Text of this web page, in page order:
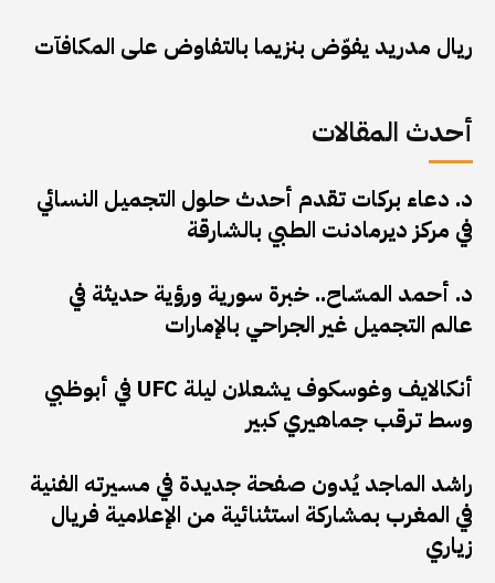
ريال مدريد يفوّض بنزيما بالتفاوض على المكافآت
أحدث المقالات
د. دعاء بركات تقدم أحدث حلول التجميل النسائي
في مركز ديرمادنت الطبي بالشارقة
د. أحمد المسّاح.. خبرة سورية ورؤية حديثة في
عالم التجميل غير الجراحي بالإمارات
أنكالايف وغوسكوف يشعلان ليلة UFC في أبوظبي
وسط ترقب جماهيري كبير
راشد الماجد يُدون صفحة جديدة في مسيرته الفنية
في المغرب بمشاركة استثنائية من الإعلامية فريال
زياري